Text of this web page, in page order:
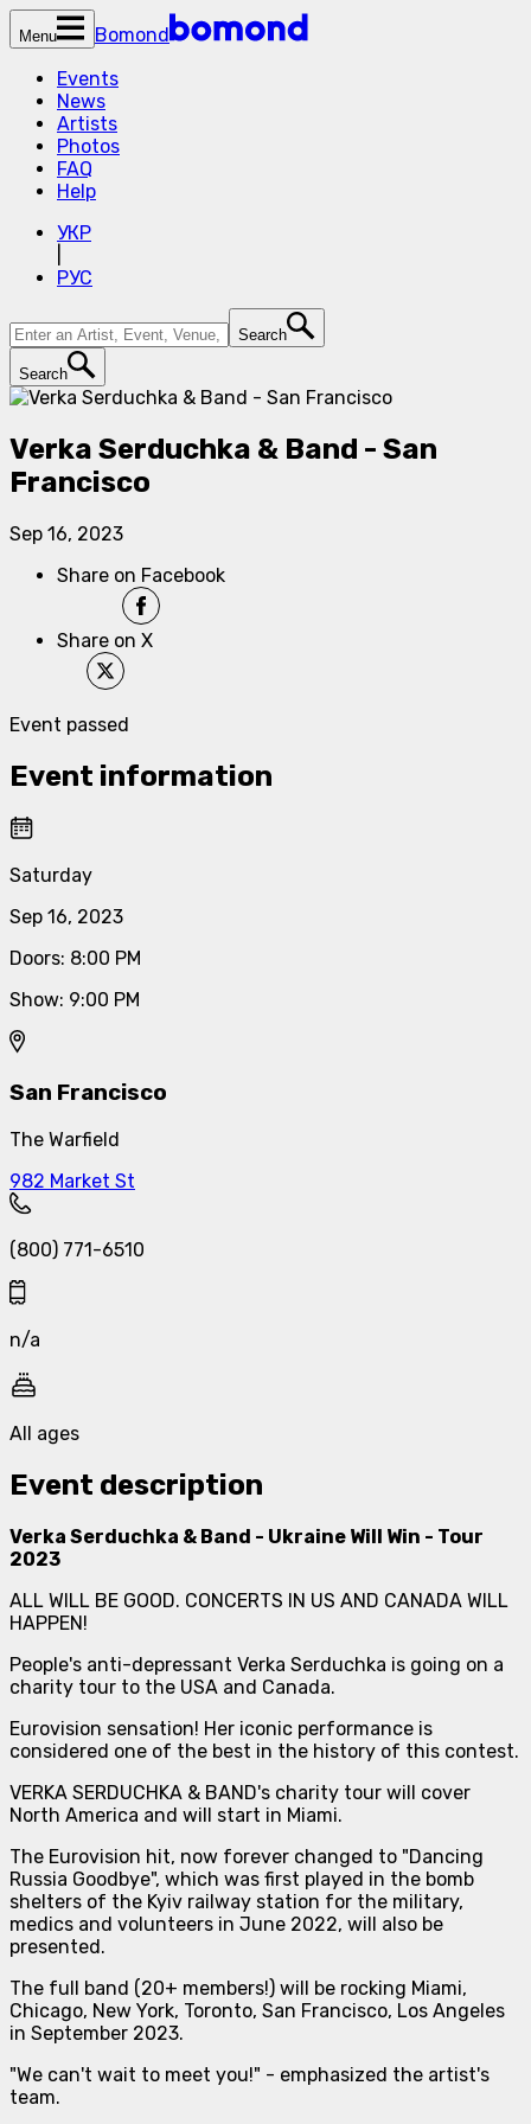
Menu
Bomond
Events
News
Artists
Photos
FAQ
Help
УКР
РУС
Search
Search
Verka Serduchka & Band - San
Francisco
Sep 16, 2023
Share on Facebook
Share on X
Event passed
Event information
Saturday
Sep 16, 2023
Doors: 8:00 PM
Show: 9:00 PM
San Francisco
The Warfield
982 Market St
(800) 771-6510
n/a
All ages
Event description
Verka Serduchka & Band - Ukraine Will Win - Tour
2023
ALL WILL BE GOOD. CONCERTS IN US AND CANADA WILL
HAPPEN!
People's anti-depressant Verka Serduchka is going on a
charity tour to the USA and Canada.
Eurovision sensation! Her iconic performance is
considered one of the best in the history of this contest.
VERKA SERDUCHKA & BAND's charity tour will cover
North America and will start in Miami.
The Eurovision hit, now forever changed to "Dancing
Russia Goodbye", which was first played in the bomb
shelters of the Kyiv railway station for the military,
medics and volunteers in June 2022, will also be
presented.
The full band (20+ members!) will be rocking Miami,
Chicago, New York, Toronto, San Francisco, Los Angeles
in September 2023.
"We can't wait to meet you!" - emphasized the artist's
team.